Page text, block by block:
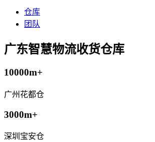
仓库
团队
广东智慧物流收货仓库
10000m+
广州花都仓
3000m+
深圳宝安仓